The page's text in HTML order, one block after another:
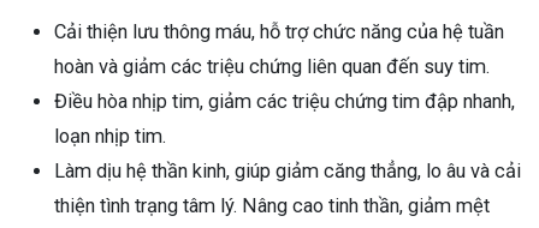
Cải thiện lưu thông máu, hỗ trợ chức năng của hệ tuần
hoàn và giảm các triệu chứng liên quan đến suy tim.
Điều hòa nhịp tim, giảm các triệu chứng tim đập nhanh,
loạn nhịp tim.
Làm dịu hệ thần kinh, giúp giảm căng thẳng, lo âu và cải
thiện tình trạng tâm lý. Nâng cao tinh thần, giảm mệt